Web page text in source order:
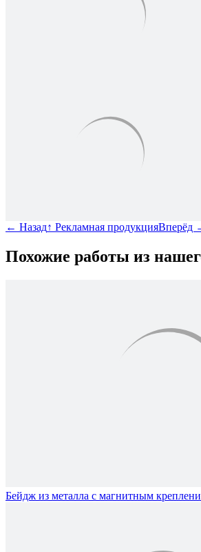
← Назад↑ Рекламная продукцияВперёд
Похожие работы из
Бейдж из металла с магнитным